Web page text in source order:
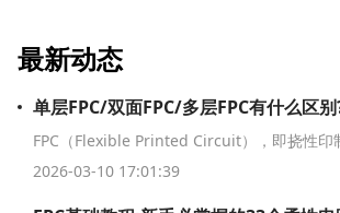
最新动态
单层FPC/双面FPC/多层FPC有什么区别
2026-03-10 17:01:39